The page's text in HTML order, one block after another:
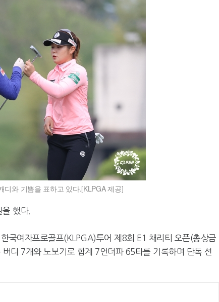
디와 기쁨을 표하고 있다.[KLPGA 제공]
했다.
국여자프로골프(KLPGA)투어 제8회 E1 채리티 오픈(총상금
디 7개와 노보기로 합계 7언더파 65타를 기록하며 단독 선